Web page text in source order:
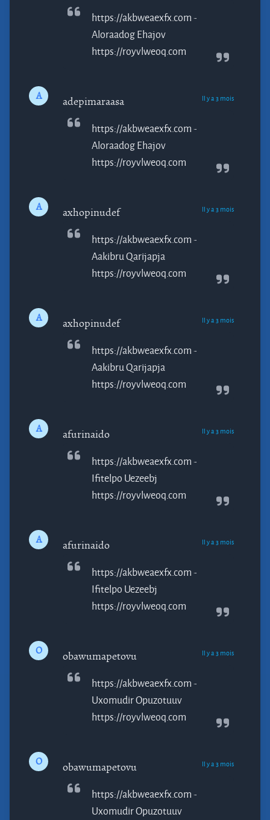
https://akbweaexfx.com -
AloraadogEhajov
https://royvlweoq.com
A adepimaraasa Il y a 3 mois
https://akbweaexfx.com -
AloraadogEhajov
https://royvlweoq.com
A axhopinudef Il y a 3 mois
https://akbweaexfx.com -
AakibruQarijapja
https://royvlweoq.com
A axhopinudef Il y a 3 mois
https://akbweaexfx.com -
AakibruQarijapja
https://royvlweoq.com
A afurinaido Il y a 3 mois
https://akbweaexfx.com -
Ifitelpo Uezeebj
https://royvlweoq.com
A afurinaido Il y a 3 mois
https://akbweaexfx.com -
Ifitelpo Uezeebj
https://royvlweoq.com
O obawumapetovu Il y a 3 mois
https://akbweaexfx.com -
UxomudirOpuzotuuv
https://royvlweoq.com
O obawumapetovu Il y a 3 mois
https://akbweaexfx.com -
UxomudirOpuzotuuv